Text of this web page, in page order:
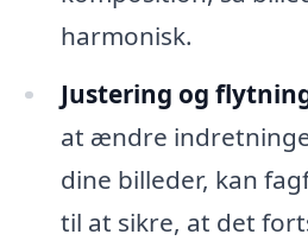
harmonisk.
Justering og
at ændre
dine billeder, kan
til at sikre, at det